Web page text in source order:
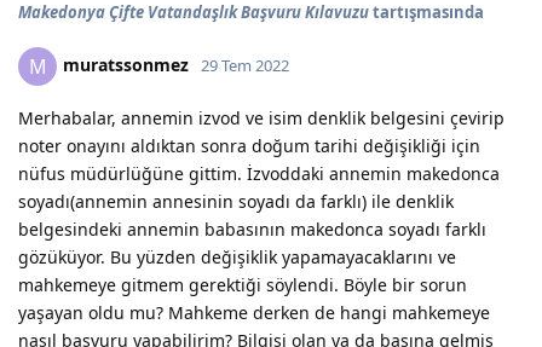
Makedonya Çifte Vatandaşlık Başvuru Kılavuzutartışmasında
M muratssonmez 29 Tem 2022
Merhabalar, annemin izvod ve isim denklik belgesini çevirip
noter onayını aldıktan sonra doğum tarihi değişikliği için
nüfus müdürlüğüne gittim. İzvoddaki annemin makedonca
soyadı(annemin annesinin soyadı da farklı) ile denklik
belgesindeki annemin babasının makedonca soyadı farklı
gözüküyor. Bu yüzden değişiklik yapamayacaklarını ve
mahkemeye gitmem gerektiği söylendi. Böyle bir sorun
yaşayan oldu mu? Mahkeme derken de hangi mahkemeye
nasıl başvuru yapabilirim? Bilgisi olan ya da başına gelmiş